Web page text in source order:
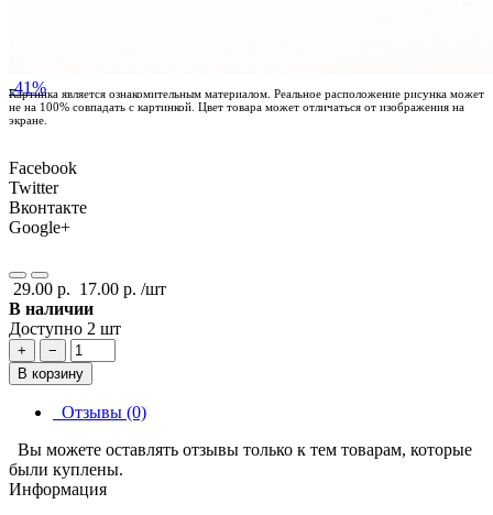
-41%
Картинка является ознакомительным материалом. Реальное расположение рисунка может
не на 100% совпадать с картинкой. Цвет товара может отличаться от изображения на
экране.
Facebook
Twitter
Вконтакте
Google+
29.00 р. 17.00 р. /шт
В наличии
Доступно 2 шт
+
−
В корзину
Отзывы (0)
Вы можете оставлять отзывы только к тем товарам, которые
были куплены.
Информация